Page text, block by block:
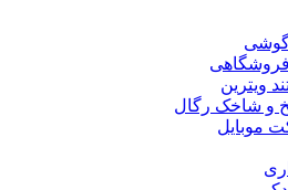
گوشی
ویترین
و شاخک رگال
موبایل